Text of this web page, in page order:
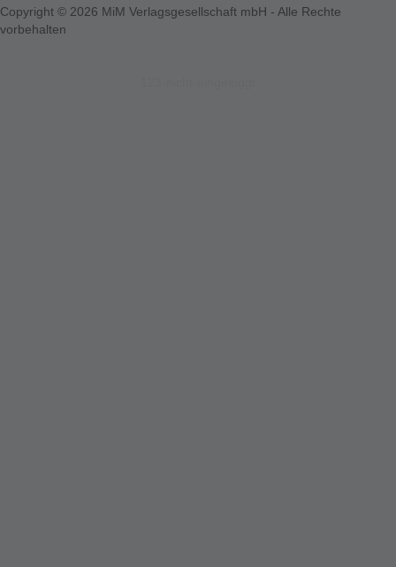
Copyright © 2026 MiM Verlagsgesellschaft mbH - Alle Rechte
vorbehalten